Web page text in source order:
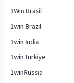
1Win Brasil
1win Brazil
1win India
1win Turkiye
1winRussia